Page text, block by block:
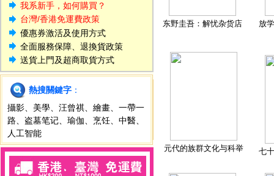
我系新手，如何購買？
台灣/香港免運費政策
優惠券激活及使用方式
全面服務保障、退換貨政策
送貨上門及超商取貨方式
熱搜關鍵字 ：
攝影
美學 汪曾祺 繪畫
一帶一
路
盗墓笔记 瑜伽 烹饪 中醫
人工智能
东野圭吾：解忧杂货店 放
元代的族群文化与科举 七